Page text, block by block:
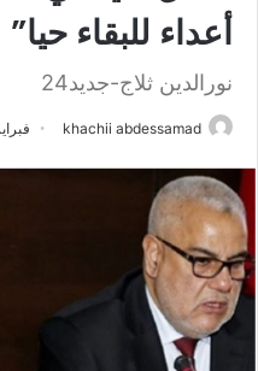
أعداء للبقاء حيا”
نورالدين ثلاج-جديد24
khachii abdessamad فبراير 1,